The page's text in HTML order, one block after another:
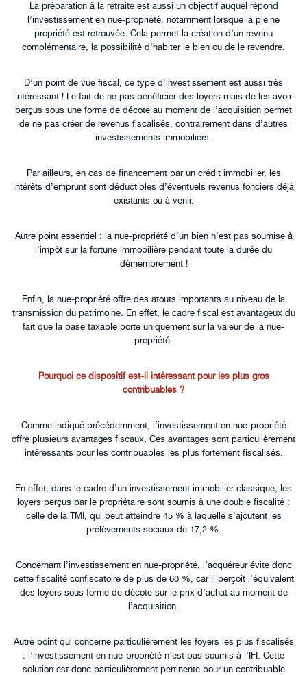
La préparation à la retraite est aussi un objectif auquel répond
l’investissement en nue-propriété, notamment lorsque la pleine
propriété est retrouvée. Cela permet la création d’un revenu
complémentaire, la possibilité d’habiter le bien ou de le revendre.
D’un point de vue fiscal, ce type d’investissement est aussi très
intéressant ! Le fait de ne pas bénéficier des loyers mais de les avoir
perçus sous une forme de décote au moment de l’acquisition permet
de ne pas créer de revenus fiscalisés, contrairement dans d’autres
investissements immobiliers.
Par ailleurs, en cas de financement par un crédit immobilier, les
intérêts d’emprunt sont déductibles d’éventuels revenus fonciers déjà
existants ou à venir.
Autre point essentiel : la nue-propriété d’un bien n’est pas soumise à
l’impôt sur la fortune immobilière pendant toute la durée du
démembrement !
Enfin, la nue-propriété offre des atouts importants au niveau de la
transmission du patrimoine. En effet, le cadre fiscal est avantageux du
fait que la base taxable porte uniquement sur la valeur de la nue-
propriété.
Pourquoi ce dispositif est-il intéressant pour les plus gros
contribuables ?
Comme indiqué précédemment, l’investissement en nue-propriété
offre plusieurs avantages fiscaux. Ces avantages sont particulièrement
intéressants pour les contribuables les plus fortement fiscalisés.
En effet, dans le cadre d’un investissement immobilier classique, les
loyers perçus par le propriétaire sont soumis à une double fiscalité :
celle de la TMI, qui peut atteindre 45 % à laquelle s’ajoutent les
prélèvements sociaux de 17,2 %.
Concernant l’investissement en nue-propriété, l’acquéreur évite donc
cette fiscalité confiscatoire de plus de 60 %, car il perçoit l’équivalent
des loyers sous forme de décote sur le prix d’achat au moment de
l’acquisition.
Autre point qui concerne particulièrement les foyers les plus fiscalisés
: l’investissement en nue-propriété n’est pas soumis à l’IFI. Cette
solution est donc particulièrement pertinente pour un contribuable